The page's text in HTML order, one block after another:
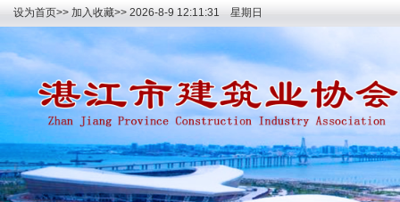
设为首页>> 加入收藏>> 2026-8-9 12:11:32 星期日